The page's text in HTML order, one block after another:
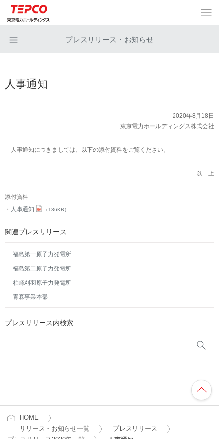
プレスリリース・お知らせ
人事通知
2020年8月18日
東京電力ホールディングス株式会社
人事通知につきましては、以下の添付資料をご覧ください。
以 上
添付資料
人事通知
（136KB）
関連プレスリリース
福島第一原子力発電所
福島第二原子力発電所
柏崎刈羽原子力発電所
青森事業本部
プレスリリース内検索
HOME
リリース・お知らせ一覧
プレスリリース